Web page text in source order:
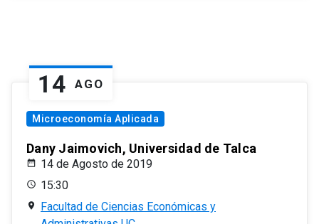
14 AGO
Microeconomía Aplicada
Dany Jaimovich, Universidad de Talca
14 de Agosto de 2019
15:30
Facultad de Ciencias Económicas y